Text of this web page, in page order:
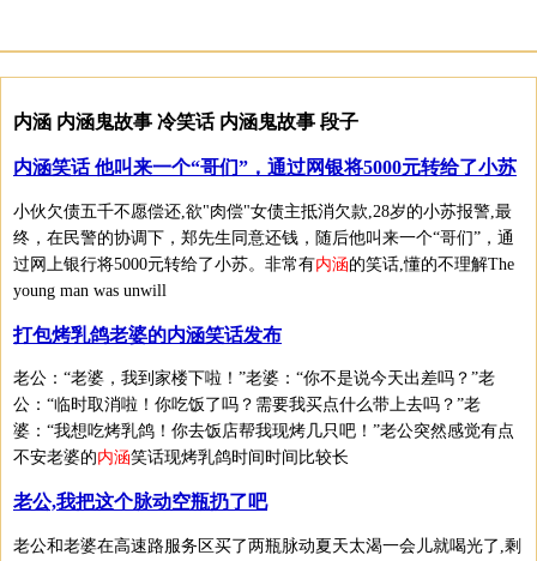
内涵 内涵鬼故事 冷笑话 内涵鬼故事 段子
内涵笑话 他叫来一个“哥们”，通过网银将5000元转给了小苏
小伙欠债五千不愿偿还,欲"肉偿"女债主抵消欠款,28岁的小苏报警,最
终，在民警的协调下，郑先生同意还钱，随后他叫来一个“哥们”，通
过网上银行将5000元转给了小苏。非常有内涵的笑话,懂的不理解The
young man was unwill
打包烤乳鸽老婆的内涵笑话发布
老公：“老婆，我到家楼下啦！”老婆：“你不是说今天出差吗？”老
公：“临时取消啦！你吃饭了吗？需要我买点什么带上去吗？”老
婆：“我想吃烤乳鸽！你去饭店帮我现烤几只吧！”老公突然感觉有点
不安老婆的内涵笑话现烤乳鸽时间时间比较长
老公,我把这个脉动空瓶扔了吧
老公和老婆在高速路服务区买了两瓶脉动夏天太渴一会儿就喝光了,剩